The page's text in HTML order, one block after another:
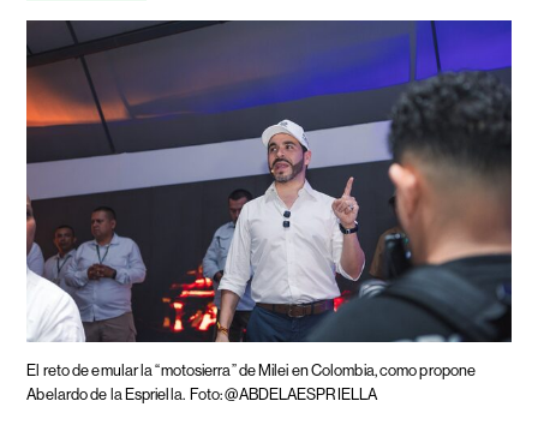
El reto de emular la “motosierra” de Milei en Colombia, como propone
Abelardo de la Espriella. Foto: @ABDELAESPRIELLA